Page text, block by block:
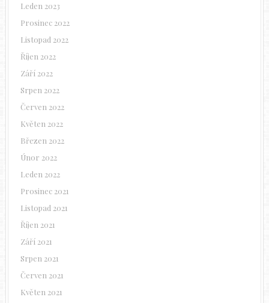
Leden 2023
Prosinec 2022
Listopad 2022
Říjen 2022
Září 2022
Srpen 2022
Červen 2022
Květen 2022
Březen 2022
Únor 2022
Leden 2022
Prosinec 2021
Listopad 2021
Říjen 2021
Září 2021
Srpen 2021
Červen 2021
Květen 2021